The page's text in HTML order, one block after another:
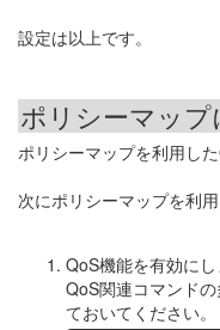
設定は以上です。
ポリシーマッ
ポリシーマップを利用し
次にポリシーマップを利
QoS機能を有効にし
QoS関連コマンド
ておいてください。